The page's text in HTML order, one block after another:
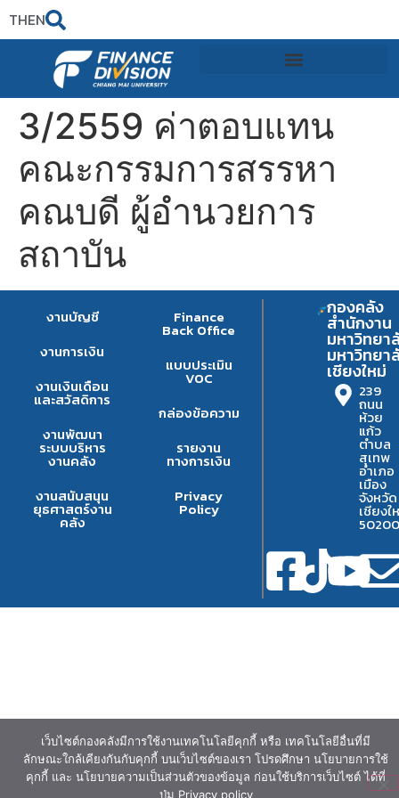
THEN
3/2559 ค่าตอบแทน
คณะกรรมการสรรหา
คณบดี ผู้อำนวยการ
สถาบัน
งานบัญชี
งานการเงิน
งานเงินเดือน
และสวัสดิการ
งานพัฒนา
ระบบบริหาร
งานคลัง
งานสนับสนุน
ยุธศาสตร์งาน
คลัง
Finance
Back Office
แบบประเมิน
VOC
กล่องข้อความ
รายงาน
ทางการเงิน
Privacy
Policy
กองคลัง
สำนักงาน
มหาวิทยา
มหาวิทยา
เชียงใหม่
239
ถนน
ห้วย
แก้ว
ตำบล
สุเทพ
อำเภอ
เมือง
จังหวัด
เชียงใ
50200
เว็บไซต์กองคลังมีการใช้งานเทคโนโลยีคุกกี้ หรือ เทคโนโลยีอื่นที่มี
ลักษณะใกล้เคียงกันกับคุกกี้ บนเว็บไซต์ของเรา โปรดศึกษา นโยบายการใช้
คุกกี้ และ นโยบายความเป็นส่วนตัวของข้อมูล ก่อนใช้บริการเว็บไซต์ ได้ที่
ปุ่ม Privacy policy